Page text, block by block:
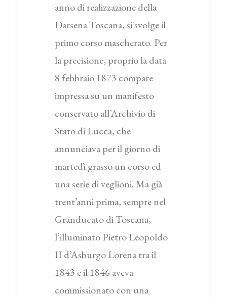
anno di realizzazione della
Darsena Toscana, si svolge il
primo corso mascherato. Per
la precisione, proprio la data
8 febbraio 1873 compare
impressa su un manifesto
conservato all’Archivio di
Stato di Lucca, che
annunciava per il giorno di
martedì grasso un corso ed
una serie di veglioni. Ma già
trent’anni prima, sempre nel
Granducato di Toscana,
l’illuminato Pietro Leopoldo
II d’Asburgo Lorena tra il
1843 e il 1846 aveva
commissionato con una